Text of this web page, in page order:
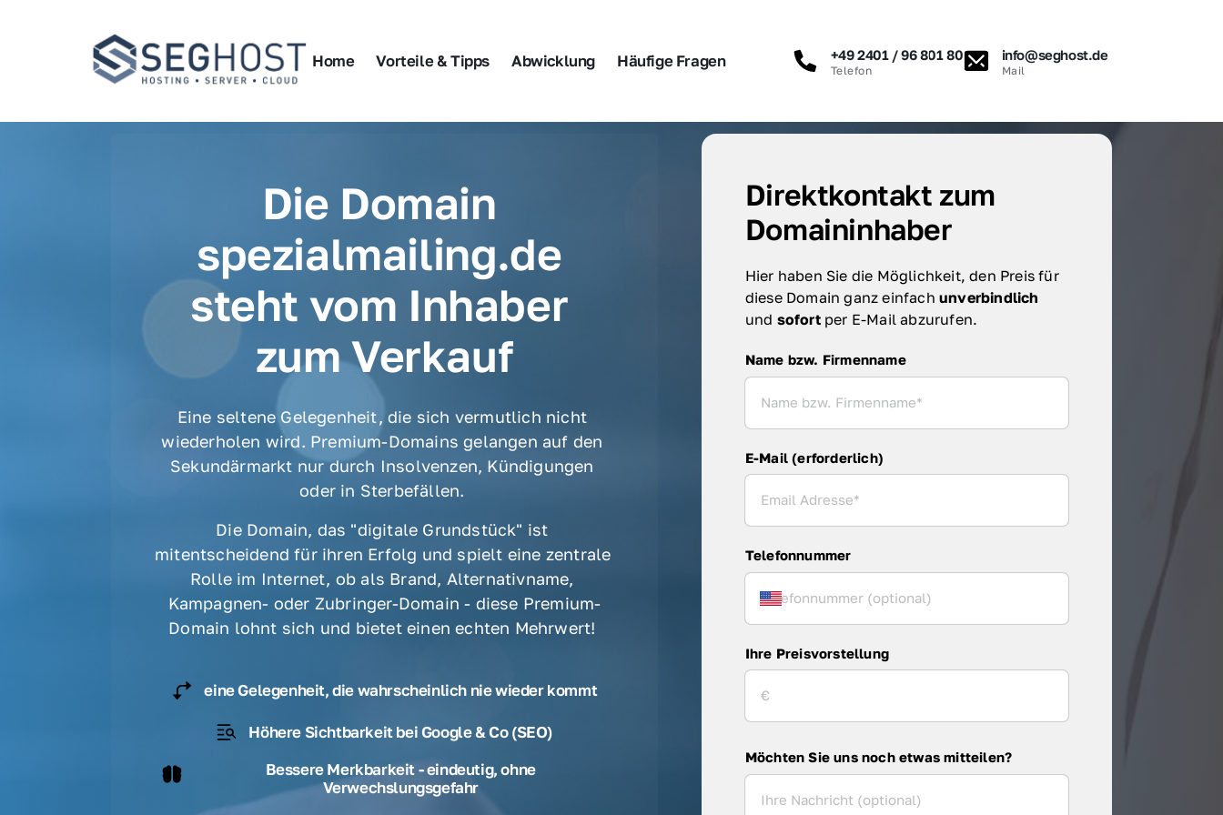
Home Vorteile & Tipps Abwicklung Häufige Fragen +49 2401 / 96 801 80
Telefon
info@seghost.de
Mail
Die Domain
spezialmailing.de
steht vom Inhaber
zum Verkauf
Eine seltene Gelegenheit, die sich vermutlich nicht
wiederholen wird. Premium-Domains gelangen auf den
Sekundärmarkt nur durch Insolvenzen, Kündigungen
oder in Sterbefällen.
Die Domain, das "digitale Grundstück" ist
mitentscheidend für ihren Erfolg und spielt eine zentrale
Rolle im Internet, ob als Brand, Alternativname,
Kampagnen- oder Zubringer-Domain - diese Premium-
Domain lohnt sich und bietet einen echten Mehrwert!
eine Gelegenheit, die wahrscheinlich nie wieder kommt
Höhere Sichtbarkeit bei Google & Co (SEO)
Bessere Merkbarkeit - eindeutig, ohne
Verwechslungsgefahr
Direktkontakt zum
Domaininhaber
Hier haben Sie die Möglichkeit, den Preis für
diese Domain ganz einfach
und sofort per E-Mail abzurufen.
Name bzw. Firmenname
Name bzw. Firmenname
E-Mail (erforderlich)
Telefonnummer
Ihre Preisvorstellung
Möchten Sie uns noch etwas mitteilen?